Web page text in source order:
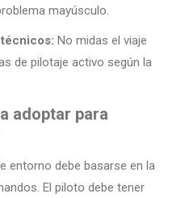
mayúsculo.
No midas el viaje
de pilotaje activo según la
adoptar para
entorno debe basarse en la
El piloto debe tener